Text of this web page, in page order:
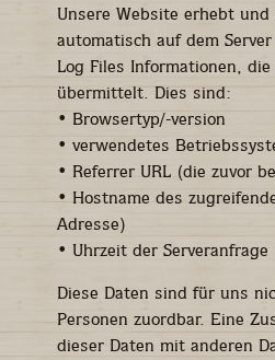
Unsere Website erhebt
automatisch auf dem
Log Files Informationen,
übermittelt. Dies sind:
• Browsertyp/-version
• verwendetes
• Referrer URL (die zuvor
• Hostname des
Adresse)
• Uhrzeit der Serveranfrage
Diese Daten sind für uns
Personen zuordbar. Eine
dieser Daten mit anderen
benötigt,
damit die
funktioniert.
Erfahrung
Damit unsere
Website
Ihres
Besuchs so
möglich
funktioniert.
Wenn Sie